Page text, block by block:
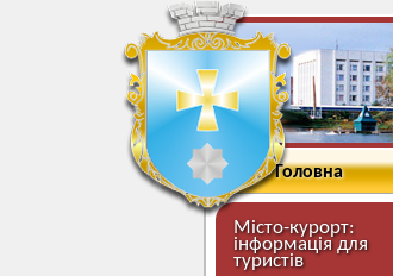
Головна
Місто-курорт:
інформація для
туристів